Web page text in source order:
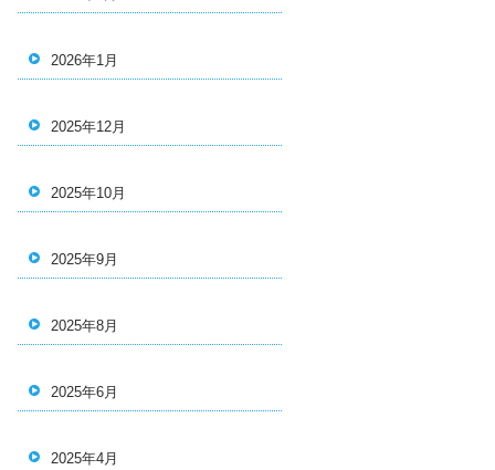
2026年1月
2025年12月
2025年10月
2025年9月
2025年8月
2025年6月
2025年4月